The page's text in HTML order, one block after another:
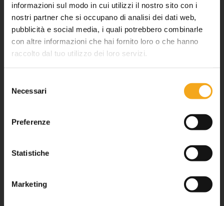
informazioni sul modo in cui utilizzi il nostro sito con i
nostri partner che si occupano di analisi dei dati web,
pubblicità e social media, i quali potrebbero combinarle
con altre informazioni che hai fornito loro o che hanno
raccolto dal tuo utilizzo dei loro servizi.
delNecessari
Preferenze
Statistiche
Marketing